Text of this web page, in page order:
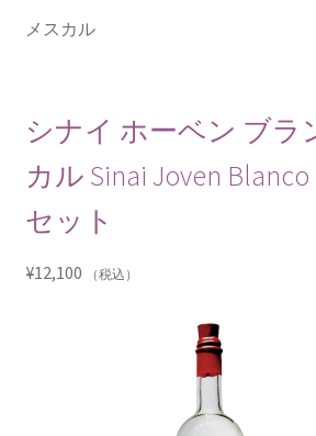
メスカル
シナイ ホーベン ブラ
カル Sinai Joven Blanco
セット
¥12,100 （税込）